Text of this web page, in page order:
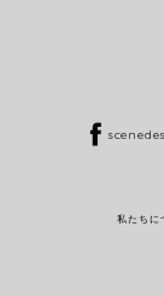
私たちに